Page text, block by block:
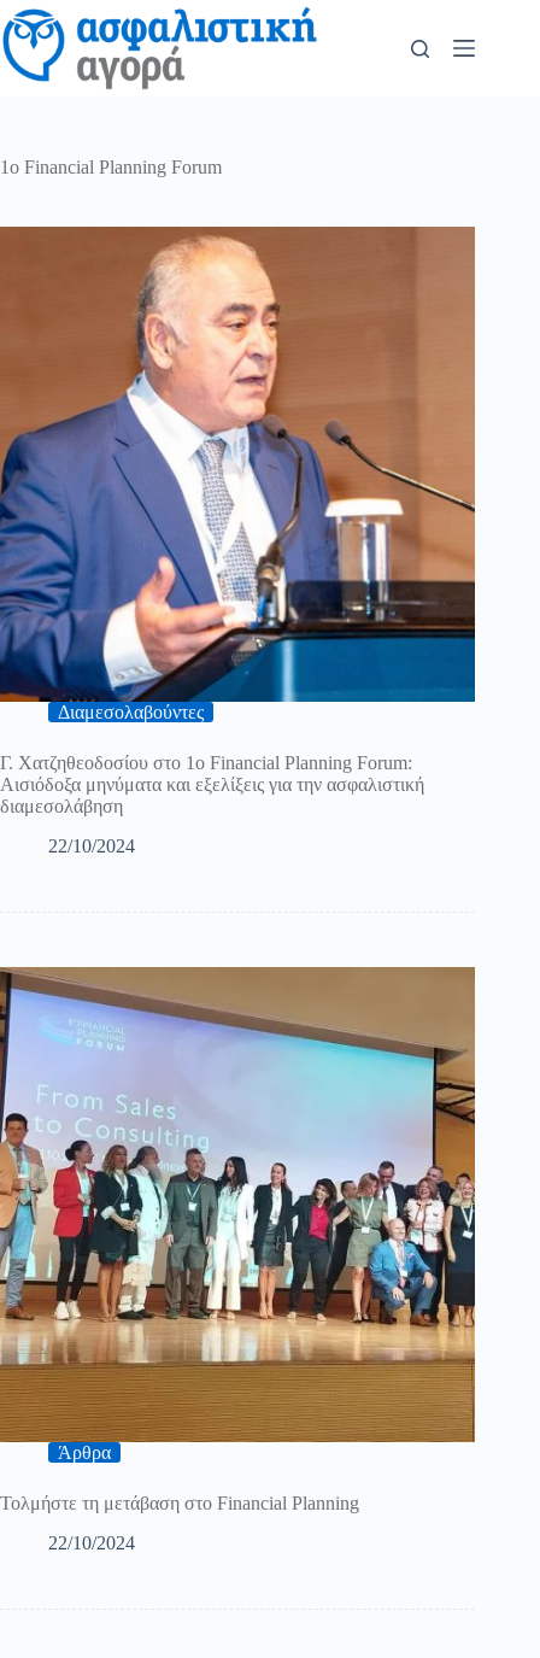
1ο Financial Planning Forum
Διαμεσολαβούντες
Γ. Χατζηθεοδοσίου στο 1ο Financial Planning Forum:
Αισιόδοξα μηνύματα και εξελίξεις για την ασφαλιστική
διαμεσολάβηση
22/10/2024
Άρθρα
Τολμήστε τη μετάβαση στο Financial Planning
22/10/2024